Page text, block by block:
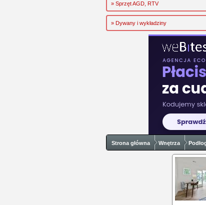
» Sprzęt AGD, RTV
» Dywany i wykładziny
Strona główna Wnętrza